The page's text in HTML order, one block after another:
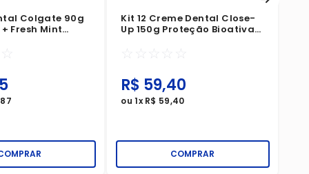
Colgate 90g
Fresh Mint
Leve 6 Pague 5
☆
87
Kit 12 Creme Dental Close-
Up 150g Proteção Bioativa
☆ ☆ ☆ ☆ ☆
R$ 59,40
ou1xR$ 59,40
COMPRAR